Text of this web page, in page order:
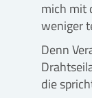
mich mit
weniger
Denn
die